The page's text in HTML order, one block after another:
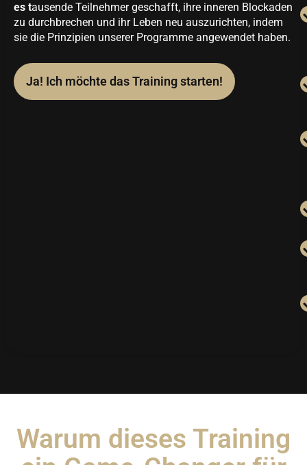
es tausende Teilnehmer geschafft, ihre inneren Blockaden
zu durchbrechen und ihr Leben neu auszurichten, indem
sie die Prinzipien unserer Programme angewendet haben.
Ja! Ich möchte das Training starten!
Warum dieses Training